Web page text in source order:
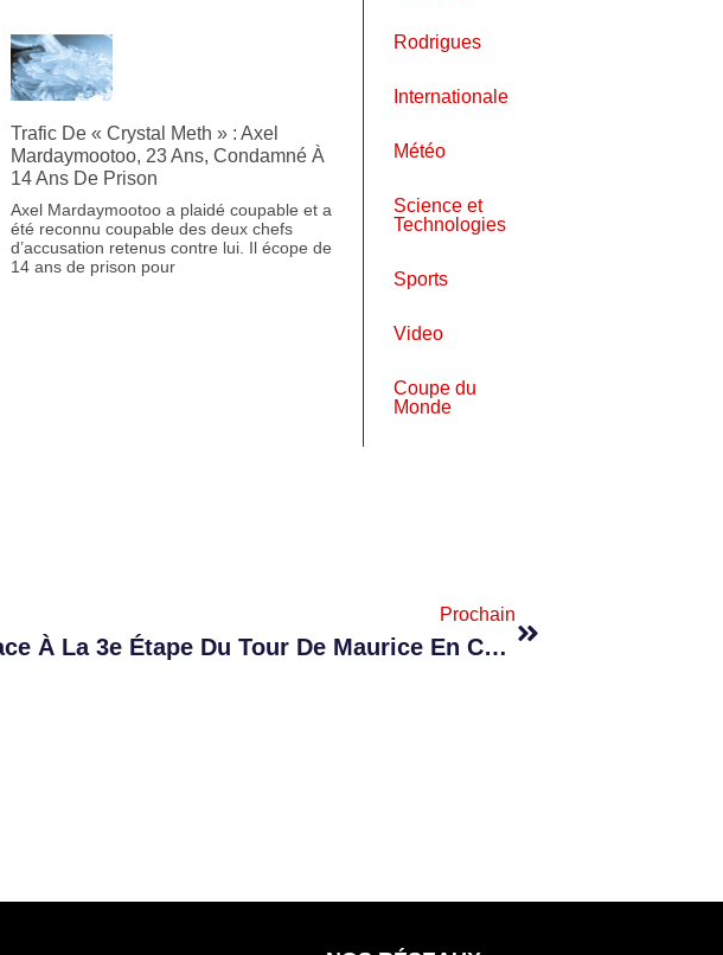
Trafic De « Crystal Meth » : Axel
Mardaymootoo, 23 Ans, Condamné À
14 Ans De Prison
Axel Mardaymootoo a plaidé coupable et a
été reconnu coupable des deux chefs
d’accusation retenus contre lui. Il écope de
14 ans de prison pour
Rodrigues
Internationale
Météo
Science et
Technologies
Sports
Video
Coupe du
Monde
Prochain
Cyclisme : Place À La 3e Étape Du Tour De Maurice En Ce Jeudi 4 Juin